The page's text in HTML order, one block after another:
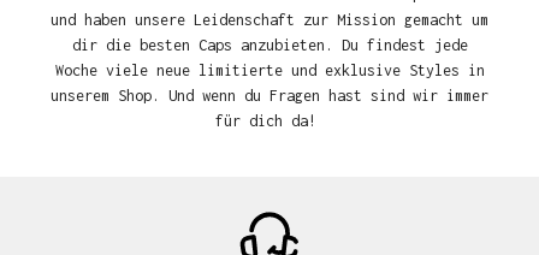
und haben unsere Leidenschaft zur Mission gemacht um
dir die besten Caps anzubieten. Du findest jede
Woche viele neue limitierte und exklusive Styles in
unserem Shop. Und wenn du Fragen hast sind wir immer
für dich da!